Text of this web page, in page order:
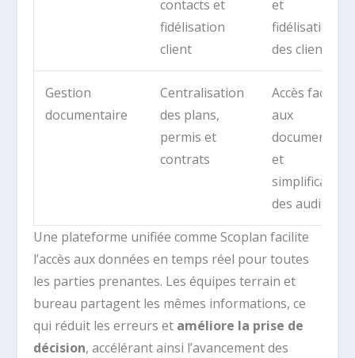
contacts et
fidélisation
client
et
fidélisation
des clients
Gestion
documentaire
Centralisation
des plans,
permis et
contrats
Accès facilité
aux
documents
et
simplification
des audits
Une plateforme unifiée comme Scoplan facilite
l’accès aux données en temps réel pour toutes
les parties prenantes. Les équipes terrain et
bureau partagent les mêmes informations, ce
qui réduit les erreurs et améliore la prise de
décision, accélérant ainsi l’avancement des